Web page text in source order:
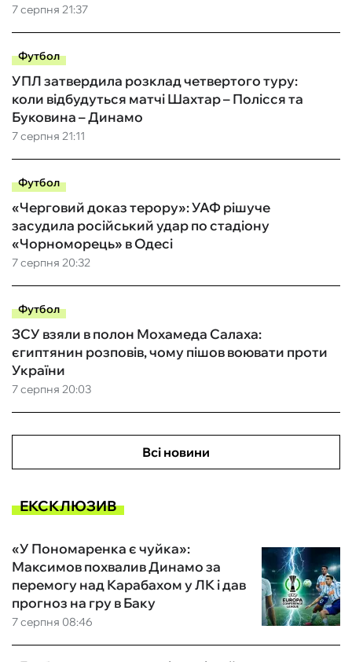
7 серпня 21:37
Футбол
7 серпня 21:11
УПЛ затвердила розклад четвертого туру:
коли відбудуться матчі Шахтар – Полісся та
Буковина – Динамо
Футбол
7 серпня 20:32
«Черговий доказ терору»: УАФ рішуче
засудила російський удар по стадіону
«Чорноморець» в Одесі
Футбол
7 серпня 20:03
ЗСУ взяли в полон Мохамеда Салаха:
єгиптянин розповів, чому пішов воювати проти
України
Всі новини
ЕКСКЛЮЗИВ
7 серпня 08:46
«У Пономаренка є чуйка»:
Максимов похвалив Динамо за
перемогу над Карабахом у ЛК і дав
прогноз на гру в Баку